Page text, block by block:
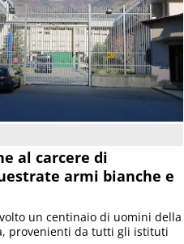
al carcere di
armi bianche e
un centinaio di uomini della
provenienti da tutti gli istituti